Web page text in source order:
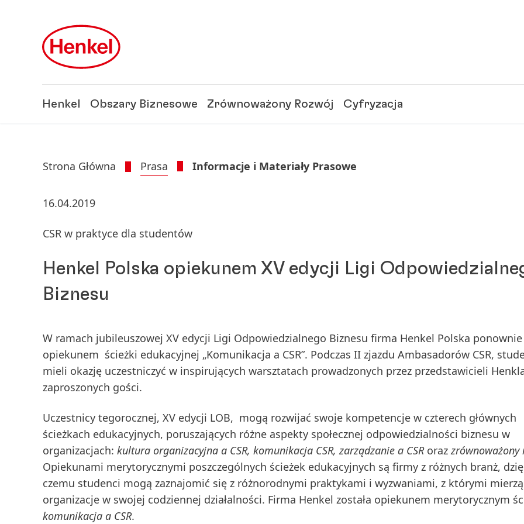
Henkel Obszary Biznesowe Zrównoważony Rozwój Cyfryzacja
Strona Główna Prasa Informacje i Materiały Prasowe
16.04.2019
CSR w praktyce dla studentów
Henkel Polska opiekunem XV edycji Ligi
Biznesu
W ramach jubileuszowej XV edycji Ligi Odpowiedzialnego Biznesu firma Henkel Polska ponownie
opiekunem ścieżki edukacyjnej „Komunikacja a CSR”. Podczas II zjazdu Ambasadorów CSR,
mieli okazję uczestniczyć w inspirujących warsztatach prowadzonych przez przedstawicieli
zaproszonych gości.
Uczestnicy tegorocznej, XV edycji LOB, mogą rozwijać swoje kompetencje w czterech głównych
ścieżkach edukacyjnych, poruszających różne aspekty społecznej odpowiedzialności biznesu w
organizacjach: kultura organizacyjna a CSR, komunikacja CSR, zarządzanie a CSRorazzrównoważony
Opiekunami merytorycznymi poszczególnych ścieżek edukacyjnych są firmy z różnych branż,
czemu studenci mogą zaznajomić się z różnorodnymi praktykami i wyzwaniami, z którymi
organizacje w swojej codziennej działalności. Firma Henkel została opiekunem merytorycznym
komunikacja a CSR.